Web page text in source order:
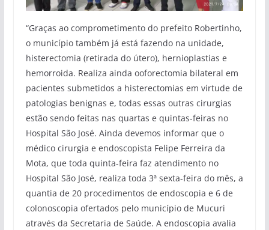
“Graças ao comprometimento do prefeito Robertinho,
o município também já está fazendo na unidade,
histerectomia (retirada do útero), hernioplastias e
hemorroida. Realiza ainda ooforectomia bilateral em
pacientes submetidos a histerectomias em virtude de
patologias benignas e, todas essas outras cirurgias
estão sendo feitas nas quartas e quintas-feiras no
Hospital São José. Ainda devemos informar que o
médico cirurgia e endoscopista Felipe Ferreira da
Mota, que toda quinta-feira faz atendimento no
Hospital São José, realiza toda 3ª sexta-feira do mês, a
quantia de 20 procedimentos de endoscopia e 6 de
colonoscopia ofertados pelo município de Mucuri
através da Secretaria de Saúde. A endoscopia avalia